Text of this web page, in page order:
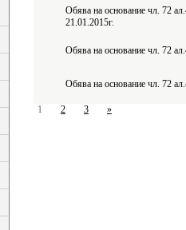
Обява на основание чл. 72
21.01.2015г.
Обява на основание чл. 72
Обява на основание чл. 72
1 2 3 »